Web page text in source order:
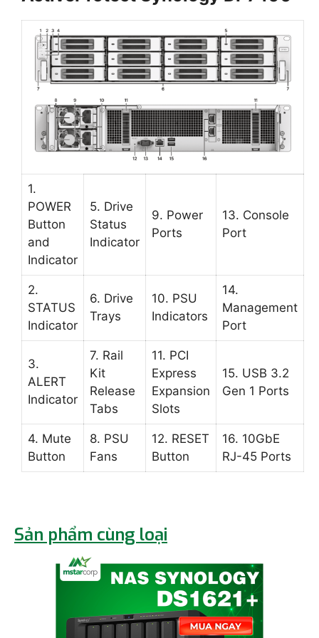
1.
POWER
Button
and
Indicator
5. Drive
Status
Indicator
9. Power
Ports
13. Console
Port
2.
STATUS
Indicator
6. Drive
Trays
10. PSU
Indicators
14.
Management
Port
3.
ALERT
Indicator
7. Rail
Kit
Release
Tabs
11. PCI
Express
Expansion
Slots
15. USB 3.2
Gen 1 Ports
4. Mute
Button
8. PSU
Fans
12. RESET
Button
16. 10GbE
RJ-45 Ports
Sản phẩm cùng loại